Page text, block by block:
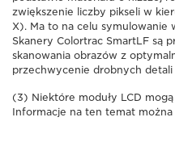
zwiększenie liczby pikseli w
X). Ma to na celu symulowanie
Skanery Colortrac SmartLF są
skanowania obrazów z
przechwycenie drobnych
(3) Niektóre moduły LCD
Informacje na ten temat